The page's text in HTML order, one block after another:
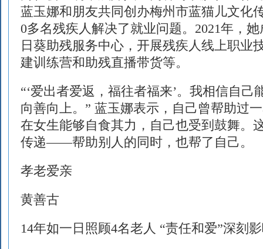
蓝玉娜和朋友共同创办梅州市蓝猫儿文化
0多名残疾人解决了就业问题。2021年，
日葵助残服务中心，开展残疾人线上职业
建训练营和助残直播带货等。
“‘爱出者爱返，福往者福来’。我相信自己
向善向上。” 蓝玉娜表示，自己曾帮助过
在女生能够自食其力，自己也受到鼓舞。
传递——帮助别人的同时，也帮了自己。
孝老爱亲
黄善古
14年如一日照顾4名老人 “责任和爱”深刻